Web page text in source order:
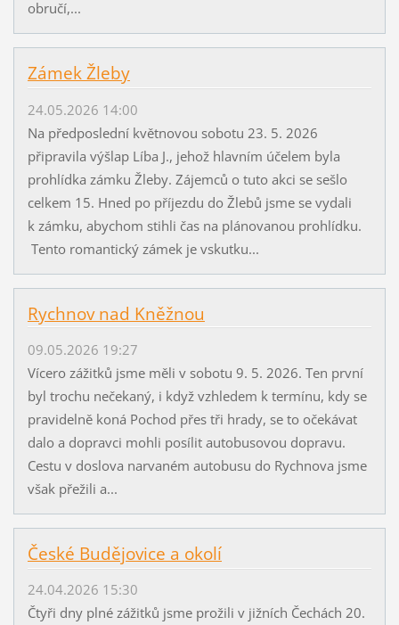
obručí,...
Zámek Žleby
24.05.2026 14:00
Na předposlední květnovou sobotu 23. 5. 2026
připravila výšlap Líba J., jehož hlavním účelem byla
prohlídka zámku Žleby. Zájemců o tuto akci se sešlo
celkem 15. Hned po příjezdu do Žlebů jsme se vydali
k zámku, abychom stihli čas na plánovanou prohlídku.
Tento romantický zámek je vskutku...
Rychnov nad Kněžnou
09.05.2026 19:27
Vícero zážitků jsme měli v sobotu 9. 5. 2026. Ten první
byl trochu nečekaný, i když vzhledem k termínu, kdy se
pravidelně koná Pochod přes tři hrady, se to očekávat
dalo a dopravci mohli posílit autobusovou dopravu.
Cestu v doslova narvaném autobusu do Rychnova jsme
však přežili a...
České Budějovice a okolí
24.04.2026 15:30
Čtyři dny plné zážitků jsme prožili v jižních Čechách 20.